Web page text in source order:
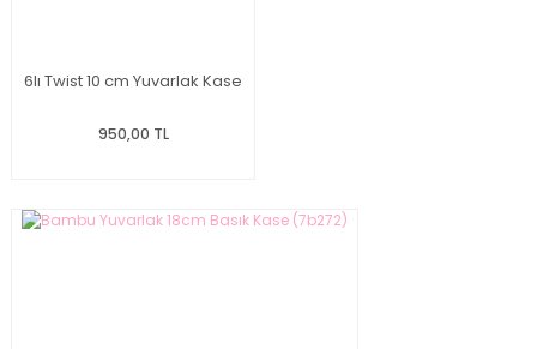
6lı Twist 10 cm Yuvarlak Kase
950,00 TL